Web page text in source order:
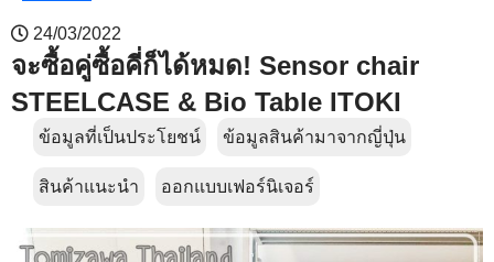
24/03/2022
จะซื้อคู่ซื้อคี่ก็ได้หมด! Sensor chair
STEELCASE & Bio Table ITOKI
ข้อมูลที่เป็นประโยชน์ ข้อมูลสินค้ามาจากญี่ปุ่น
สินค้าแนะนำ ออกแบบเฟอร์นิเจอร์